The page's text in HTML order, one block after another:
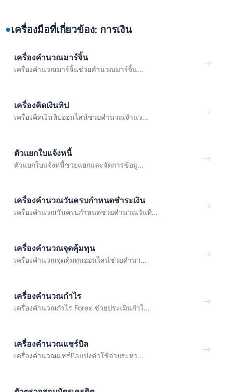
เครื่องมือที่เกี่ยวข้อง: การเงิน
เครื่องคำนวณมาร์จิ้น
เครื่องคำนวณมาร์จิ้นช่วยคำนวณมาร์จิ้น...
เครื่องคิดเงินทิป
เครื่องคิดเงินทิปออนไลน์ช่วยคำนวณจำนว...
ตัวแยกใบแจ้งหนี้
ตัวแยกใบแจ้งหนี้ช่วยแยกและจัดการข้อมู...
เครื่องคำนวณวันครบกำหนดชำระเงิน
เครื่องคำนวณวันครบกำหนดช่วยคำนวณวันที...
เครื่องคำนวณจุดคุ้มทุน
เครื่องคำนวณจุดคุ้มทุนออนไลน์ช่วยคำนว...
เครื่องคำนวณกำไร
เครื่องคำนวณกำไร Forex ช่วยประเมินกำไ...
เครื่องคำนวณแชร์บิล
เครื่องคำนวณแชร์บิลแบ่งค่าใช้จ่ายระหว...